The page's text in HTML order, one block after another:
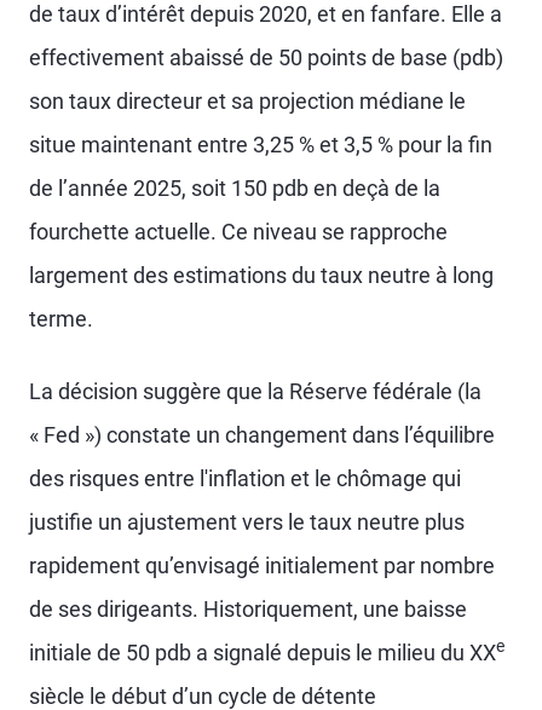
de taux d’intérêt depuis 2020, et en fanfare. Elle a
effectivement abaissé de 50 points de base (pdb)
son taux directeur et sa projection médiane le
situe maintenant entre 3,25 % et 3,5 % pour la fin
de l’année 2025, soit 150 pdb en deçà de la
fourchette actuelle. Ce niveau se rapproche
largement des estimations du taux neutre à long
terme.
La décision suggère que la Réserve fédérale (la
« Fed ») constate un changement dans l’équilibre
des risques entre l'inflation et le chômage qui
justifie un ajustement vers le taux neutre plus
rapidement qu’envisagé initialement par nombre
de ses dirigeants. Historiquement, une baisse
initiale de 50 pdb a signalé depuis le milieu du XXe
siècle le début d’un cycle de détente